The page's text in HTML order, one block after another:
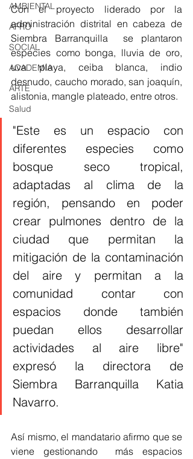
AMBIENTAL
AFRO
SOCIAL
ACADEMIA
ARTE
Salud
Con el proyecto liderado por la
administración distrital en cabeza de
Siembra Barranquilla  se plantaron
especies como bonga, lluvia de oro,
uva playa, ceiba blanca, indio
desnudo, caucho morado, san joaquín,
alistonia, mangle plateado, entre otros.
"Este es un espacio con
diferentes especies como
bosque seco tropical,
adaptadas al clima de la
región, pensando en poder
crear pulmones dentro de la
ciudad que permitan la
mitigación de la contaminación
del aire y permitan a la
comunidad contar con
espacios donde también
puedan ellos desarrollar
actividades al aire libre"
expresó la directora de
Siembra Barranquilla Katia
Navarro.
Así mismo, el mandatario afirmo que se
viene gestionando  más espacios